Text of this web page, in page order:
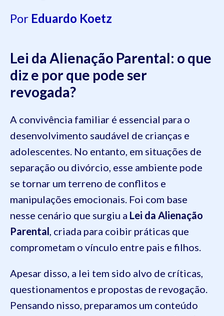
Por Eduardo Koetz
Lei da Alienação Parental: o que
diz e por que pode ser
revogada?
A convivência familiar é essencial para o
desenvolvimento saudável de crianças e
adolescentes. No entanto, em situações de
separação ou divórcio, esse ambiente pode
se tornar um terreno de conflitos e
manipulações emocionais. Foi com base
nesse cenário que surgiu a Lei da Alienação
Parental, criada para coibir práticas que
comprometam o vínculo entre pais e filhos.
Apesar disso, a lei tem sido alvo de críticas,
questionamentos e propostas de revogação.
Pensando nisso, preparamos um conteúdo